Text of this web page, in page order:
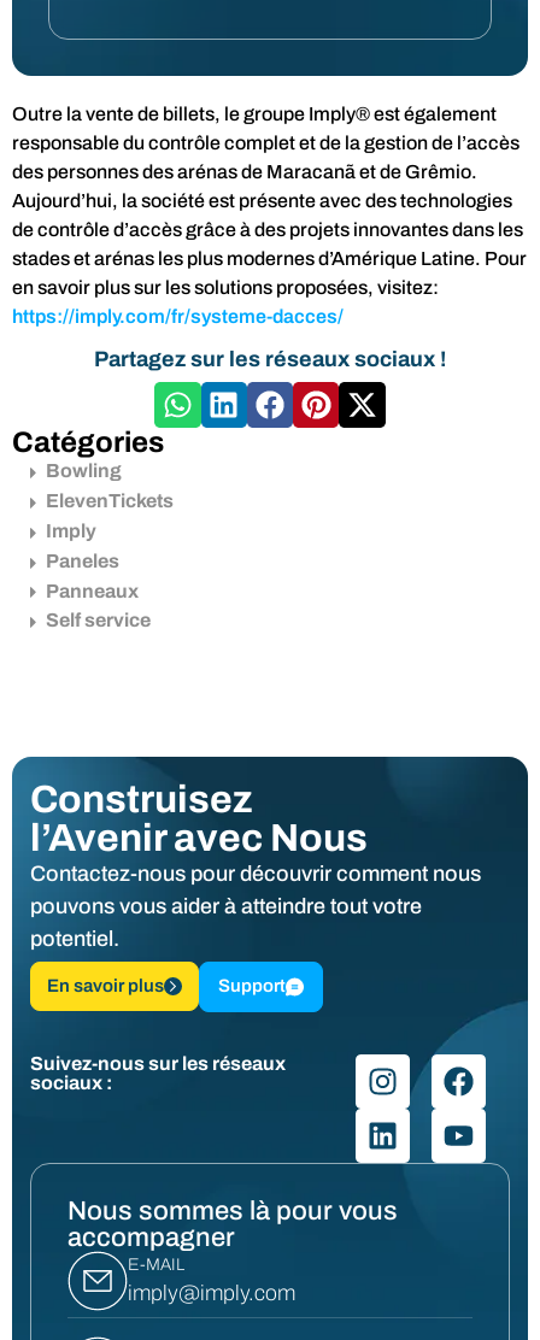
Outre la vente de billets, le groupe Imply® est également
responsable du contrôle complet et de la gestion de l’accès
des personnes des arénas de Maracanã et de Grêmio.
Aujourd’hui, la société est présente avec des technologies
de contrôle d’accès grâce à des projets innovantes dans les
stades et arénas les plus modernes d’Amérique Latine. Pour
en savoir plus sur les solutions proposées, visitez:
https://imply.com/fr/systeme-dacces/
Partagez sur les réseaux sociaux !
Catégories
Bowling
ElevenTickets
Imply
Paneles
Panneaux
Self service
Construisez
l’Avenir avec Nous
Contactez-nous pour découvrir comment nous
pouvons vous aider à atteindre tout votre
potentiel.
En savoir plus Support
Suivez-nous sur les réseaux
sociaux :
Nous sommes là pour vous
accompagner
E-MAIL
imply@imply.com